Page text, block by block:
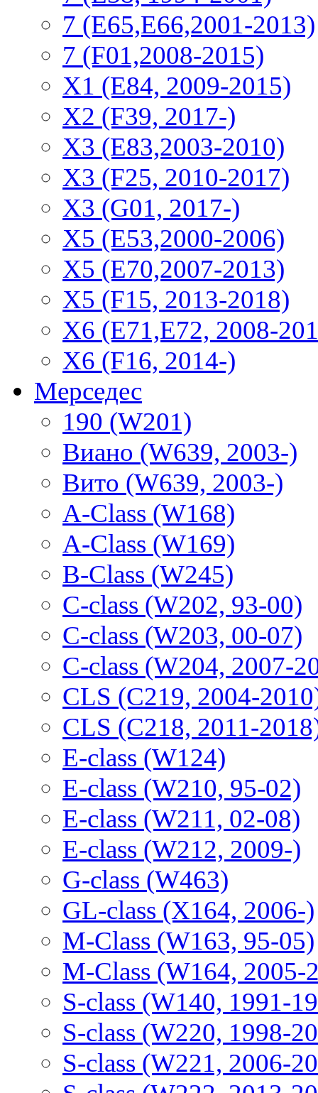
7 (E65,E66,2001-2013)
7 (F01,2008-2015)
X1 (E84, 2009-2015)
Х2 (F39, 2017-)
X3 (E83,2003-2010)
X3 (F25, 2010-2017)
X3 (G01, 2017-)
X5 (E53,2000-2006)
X5 (E70,2007-2013)
X5 (F15, 2013-2018)
X6 (E71,E72, 2008-
X6 (F16, 2014-)
Мерседес
190 (W201)
Виано (W639, 2003-)
Вито (W639, 2003-)
A-Class (W168)
A-Class (W169)
B-Class (W245)
C-class (W202, 93-00)
C-class (W203, 00-07)
C-class (W204, 2007-
CLS (C219, 2004-
CLS (C218, 2011-
E-class (W124)
E-class (W210, 95-02)
E-class (W211, 02-08)
E-class (W212, 2009-)
G-class (W463)
GL-class (X164, 2006-)
M-Class (W163, 95-05)
M-Class (W164, 2005-
S-class (W140, 1991-
S-class (W220, 1998-
S-class (W221, 2006-